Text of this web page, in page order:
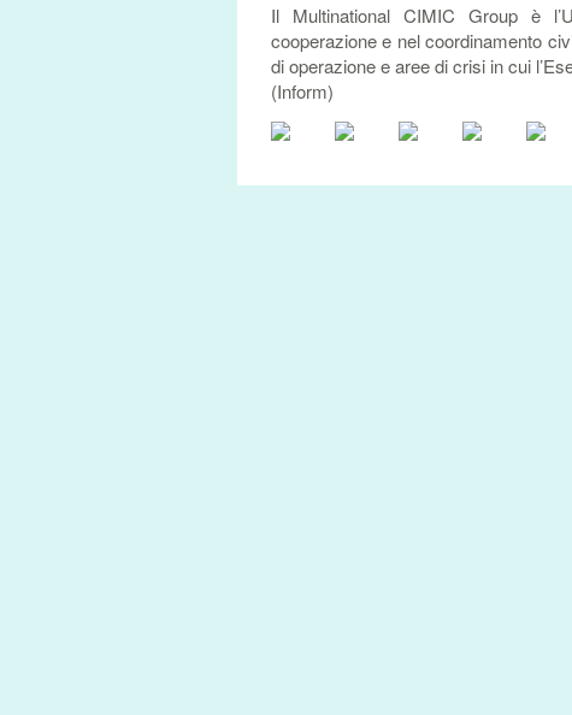
Il Multinational CIMIC Group è
cooperazione e nel coordinamento
di operazione e aree di crisi in cui
(Inform)